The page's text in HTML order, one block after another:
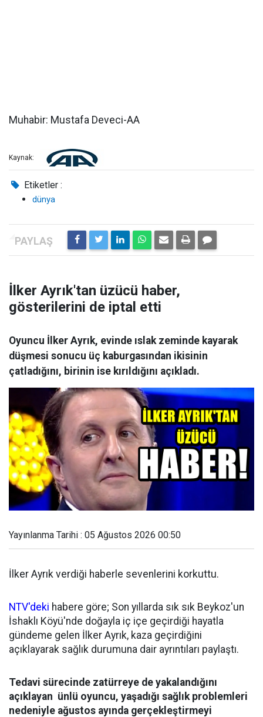
Muhabir: Mustafa Deveci-AA
Kaynak:
Etiketler :
dünya
İlker Ayrık'tan üzücü haber,
gösterilerini de iptal etti
Oyuncu İlker Ayrık, evinde ıslak zeminde kayarak
düşmesi sonucu üç kaburgasından ikisinin
çatladığını, birinin ise kırıldığını açıkladı.
Yayınlanma Tarihi : 05 Ağustos 2026 00:50
İlker Ayrık verdiği haberle sevenlerini korkuttu.
NTV'deki habere göre; Son yıllarda sık sık Beykoz'un
İshaklı Köyü'nde doğayla iç içe geçirdiği hayatla
gündeme gelen İlker Ayrık, kaza geçirdiğini
açıklayarak sağlık durumuna dair ayrıntıları paylaştı.
Tedavi sürecinde zatürreye de yakalandığını
açıklayan ünlü oyuncu, yaşadığı sağlık problemleri
nedeniyle ağustos ayında gerçekleştirmeyi